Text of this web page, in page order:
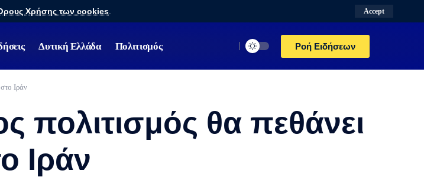
Χρήσης των cookies Accept
Δυτική Ελλάδα Πολιτισμός Ροή Ειδήσεων
Ιράν
θα πεθάνει
Ιράν